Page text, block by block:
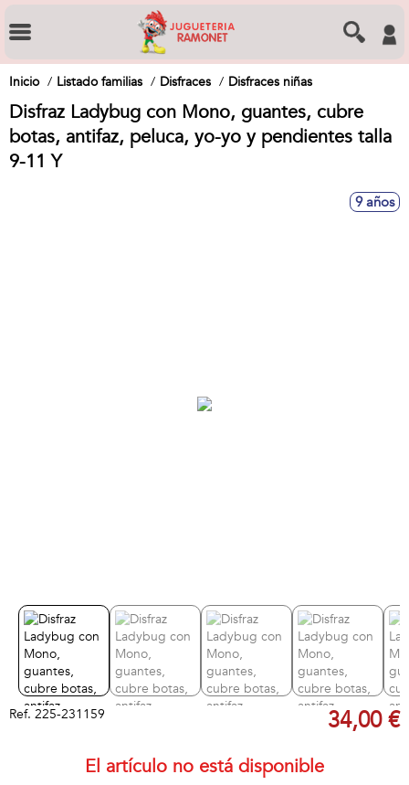
Inicio Listado familias Disfraces Disfraces niñas
Disfraz Ladybug con Mono, guantes, cubre
botas, antifaz, peluca, yo-yo y pendientes talla
9-11 Y
9 años
Ref. 225-231159 34,00 €
El artículo no está disponible